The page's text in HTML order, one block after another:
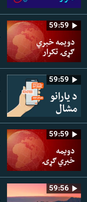
59:59
59:59
59:59
59:56